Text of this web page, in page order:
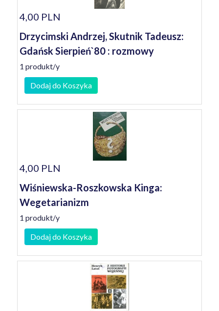
4,00 PLN
Drzycimski Andrzej, Skutnik Tadeusz:
Gdańsk Sierpień`80 : rozmowy
1 produkt/y
Dodaj do Koszyka
4,00 PLN
Wiśniewska-Roszkowska Kinga:
Wegetarianizm
1 produkt/y
Dodaj do Koszyka